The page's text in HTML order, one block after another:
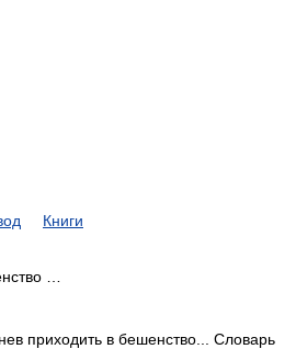
Книги
…
приходить в бешенство... Словарь